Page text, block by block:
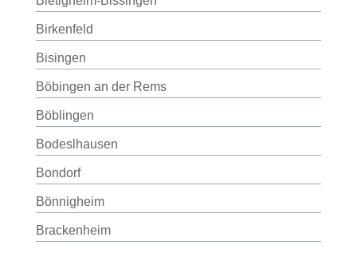
Birkenfeld
Bisingen
Böbingen an der Rems
Böblingen
Bodeslhausen
Bondorf
Bönnigheim
Brackenheim